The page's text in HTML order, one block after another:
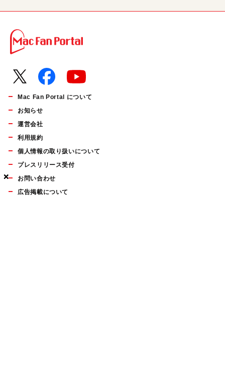
×
×
×
Mac Fan Portal について
お知らせ
運営会社
利用規約
個人情報の取り扱いについて
プレスリリース受付
お問い合わせ
広告掲載について